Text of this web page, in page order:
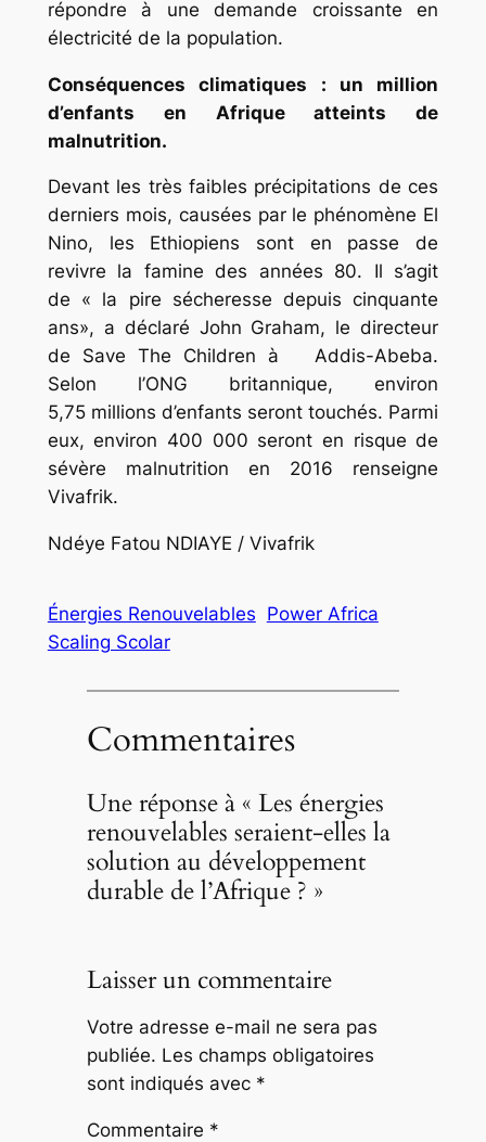
répondre à une demande croissante en
électricité de la population.
Conséquences climatiques : un million
d’enfants en Afrique atteints de
malnutrition.
Devant les très faibles précipitations de ces
derniers mois, causées par le phénomène El
Nino, les Ethiopiens sont en passe de
revivre la famine des années 80. Il s’agit
de « la pire sécheresse depuis cinquante
ans», a déclaré John Graham, le directeur
de Save The Children à Addis-Abeba.
Selon l’ONG britannique, environ
5,75 millions d’enfants seront touchés. Parmi
eux, environ 400 000 seront en risque de
sévère malnutrition en 2016 renseigne
Vivafrik.
Ndéye Fatou NDIAYE / Vivafrik
Énergies Renouvelables Power Africa
Scaling Scolar
Commentaires
Une réponse à « Les énergies
renouvelables seraient-elles la
solution au développement
durable de l’Afrique ? »
Laisser un commentaire
Votre adresse e-mail ne sera pas
publiée. Les champs obligatoires
sont indiqués avec *
Commentaire *